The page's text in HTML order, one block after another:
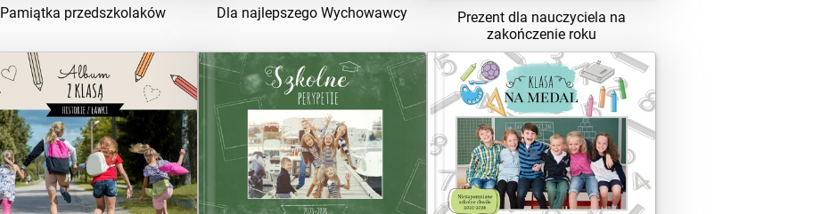
Pamiątka przedszkolaków Dla najlepszego Wychowawcy
Prezent dla nauczyciela na
zakończenie roku
ZOBACZ SZABLON ZOBACZ SZABLON ZOBACZ SZABLON